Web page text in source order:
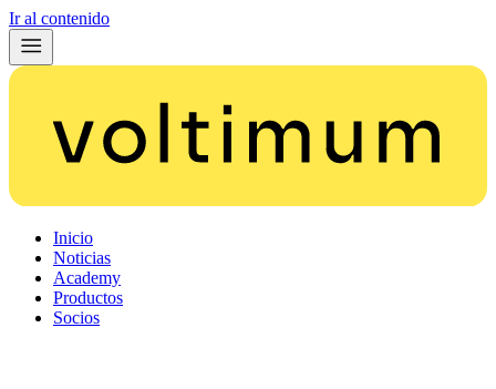
Ir al contenido
Inicio
Noticias
Academy
Productos
Socios